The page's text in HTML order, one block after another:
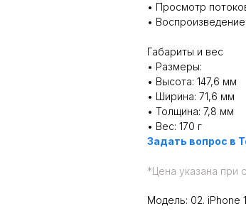
• Просмотр
•
Габариты и вес
• Размеры:
• Высота: 147,6 мм
• Ширина: 71,6 мм
• Толщина: 7,8 мм
• Вес: 170 г
Задать вопрос в
*Цена указана при
Модель: 02. iPhone